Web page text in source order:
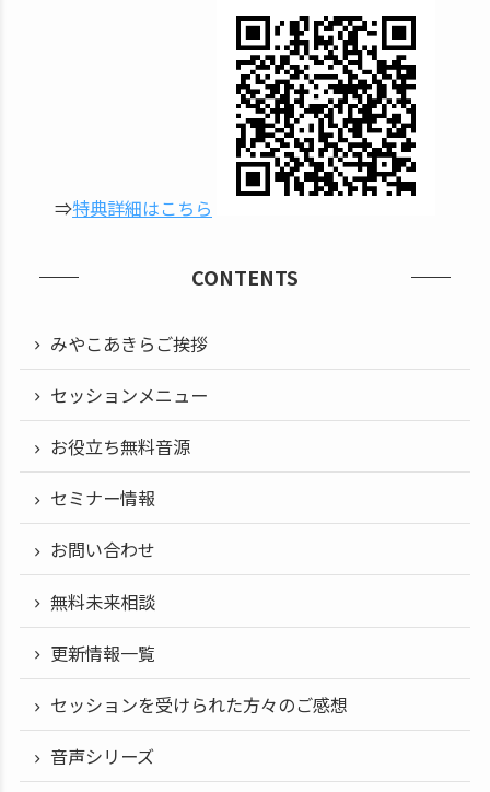
⇒特典詳細はこちら
CONTENTS
みやこあきらご挨拶
セッションメニュー
お役立ち無料音源
セミナー情報
お問い合わせ
無料未来相談
更新情報一覧
セッションを受けられた方々のご感想
音声シリーズ